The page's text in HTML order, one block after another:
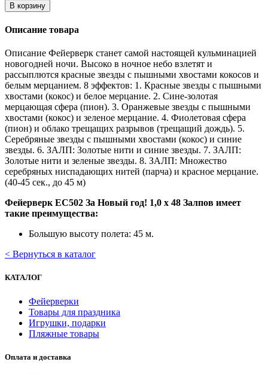
В корзину
Описание товара
Описание Фейерверк станет самой настоящей кульминацией
новогодней ночи. Высоко в ночное небо взлетят и
рассыплются красные звезды с пышными хвостами кокосов и
белым мерцанием. 8 эффектов: 1. Красные звезды с пышными
хвостами (кокос) и белое мерцание. 2. Сине-золотая
мерцающая сфера (пион). 3. Оранжевые звезды с пышными
хвостами (кокос) и зеленое мерцание. 4. Фиолетовая сфера
(пион) и облако трещащих разрывов (трещащий дождь). 5.
Серебряные звезды с пышными хвостами (кокос) и синие
звезды. 6. ЗАЛП: Золотые нити и синие звезды. 7. ЗАЛП:
Золотые нити и зеленые звезды. 8. ЗАЛП: Множество
серебряных ниспадающих нитей (парча) и красное мерцание.
(40-45 сек., до 45 м)
Фейерверк ЕС502 За Новый год! 1,0 х 48 Залпов имеет
такие преимущества:
Большую высоту полета: 45 м.
< Вернуться в каталог
КАТАЛОГ
Фейерверки
Товары для праздника
Игрушки, подарки
Пляжные товары
Оплата и доставка